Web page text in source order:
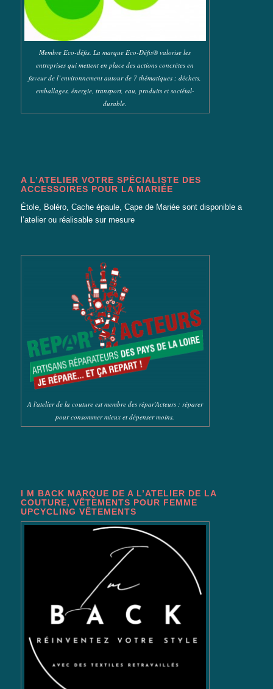
Membre Eco-défis. La marque Eco-Défis® valorise les
entreprises qui mettent en place des actions concrètes en
faveur de l’environnement autour de 7 thématiques : déchets,
emballages, énergie, transport, eau, produits et sociétal-
durable.
A L’ATELIER VOTRE SPÉCIALISTE DES
ACCESSOIRES POUR LA MARIÉE
Étole, Boléro, Cache épaule, Cape de Mariéesont disponible a
l’atelier ou réalisable sur mesure
A l'atelier de la couture est membre des répar'Acteurs : réparer
pour consommer mieux et dépenser moins.
I M BACK MARQUE DE A L’ATELIER DE LA
COUTURE, VÊTEMENTS POUR FEMME
UPCYCLING VÊTEMENTS